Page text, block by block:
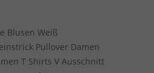
Blusen Weiß
Pullover Damen
T Shirts V Ausschnitt